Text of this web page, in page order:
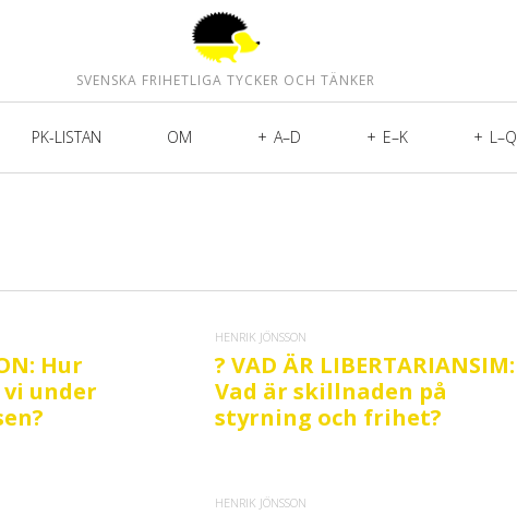
SVENSKA FRIHETLIGA TYCKER OCH TÄNKER
PK-LISTAN OM A–D E–K L–Q
Hur
under
HENRIK JÖNSSON
? VAD ÄR LIBERTARIANSIM:
Vad är skillnaden på
styrning och frihet?
HENRIK JÖNSSON